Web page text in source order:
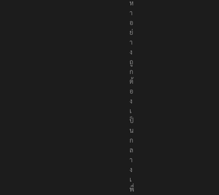
นื้
อ
ห
า
อ
ย่
า
ง
ถู
ก
ต้
อ
ง
เ
ป็
น
ก
ล
า
ง